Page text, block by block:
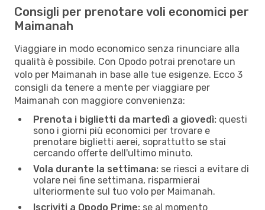
Consigli per prenotare voli economici per
Maimanah
Viaggiare in modo economico senza rinunciare alla
qualità è possibile. Con Opodo potrai prenotare un
volo per Maimanah in base alle tue esigenze. Ecco 3
consigli da tenere a mente per viaggiare per
Maimanah con maggiore convenienza:
Prenota i biglietti da martedì a giovedì: questi
sono i giorni più economici per trovare e
prenotare biglietti aerei, soprattutto se stai
cercando offerte dell'ultimo minuto.
Vola durante la settimana: se riesci a evitare di
volare nei fine settimana, risparmierai
ulteriormente sul tuo volo per Maimanah.
Iscriviti a Opodo Prime: se al momento